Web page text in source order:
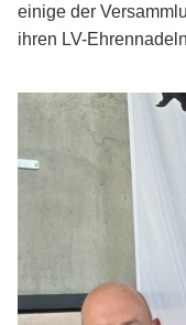
einige der
ihren LV-